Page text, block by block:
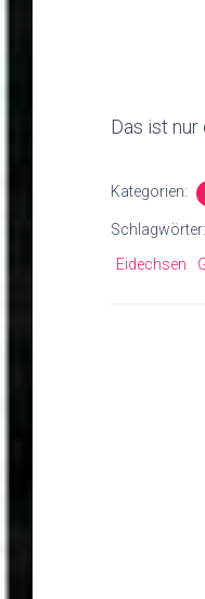
Das ist
Kategorien:
Schlagwörter:
Eidechsen